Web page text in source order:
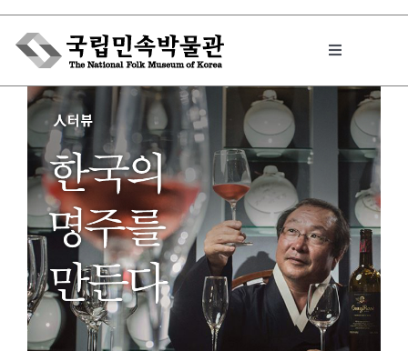
Skip
content
Toggle
박물관에서는
민속이야기
민속 인사이드
원문보기 PDF